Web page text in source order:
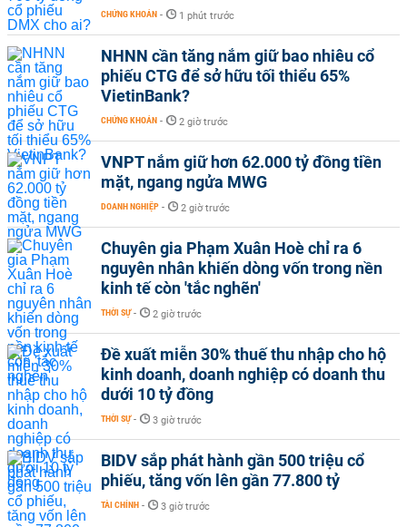
CHỨNG KHOÁN - 1 phút trước
NHNN cần tăng nắm giữ bao nhiêu cổ
phiếu CTG để sở hữu tối thiểu 65%
VietinBank?
CHỨNG KHOÁN - 2 giờ trước
VNPT nắm giữ hơn 62.000 tỷ đồng tiền
mặt, ngang ngửa MWG
DOANH NGHIỆP - 2 giờ trước
Chuyên gia Phạm Xuân Hoè chỉ ra 6
nguyên nhân khiến dòng vốn trong nền
kinh tế còn 'tắc nghẽn'
THỜI SỰ - 2 giờ trước
Đề xuất miễn 30% thuế thu nhập cho hộ
kinh doanh, doanh nghiệp có doanh thu
dưới 10 tỷ đồng
THỜI SỰ - 3 giờ trước
BIDV sắp phát hành gần 500 triệu cổ
phiếu, tăng vốn lên gần 77.800 tỷ
TÀI CHÍNH - 3 giờ trước